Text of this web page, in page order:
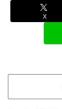
X